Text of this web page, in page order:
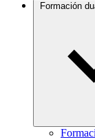
Formación